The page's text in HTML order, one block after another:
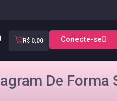
R$0,00 Conecte-se
De Forma